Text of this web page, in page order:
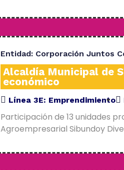
Entidad: Corporación Juntos
Alcaldía Municipal de
económico
Línea 3E: Emprendimiento
Participación de 13 unidades
Agroempresarial Sibundoy